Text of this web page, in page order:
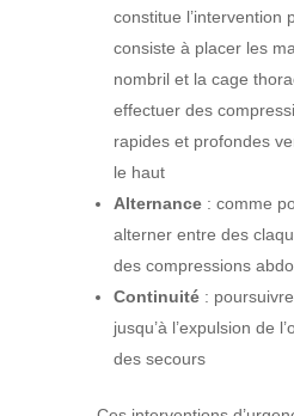
constitue l’intervention
consiste à placer les
nombril et la cage
effectuer des
rapides et profondes
le haut
Alternance: comme
alterner entre des
des compressions
Continuité:
jusqu’à l’expulsion de
des secours